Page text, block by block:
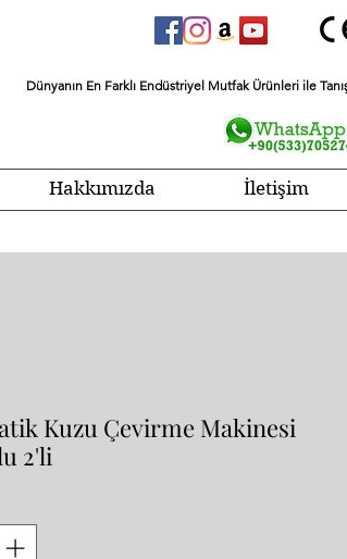
Dünyanın En Farklı Endüstriyel Mutfak Ürünleri ile
Hakkımızda İletişim
Kuzu Çevirme Makinesi
2'li